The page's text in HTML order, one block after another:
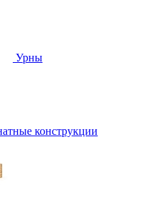
Урны
конструкции